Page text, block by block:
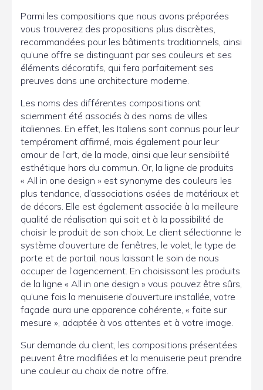
Parmi les compositions que nous avons préparées
vous trouverez des propositions plus discrètes,
recommandées pour les bâtiments traditionnels, ainsi
qu’une offre se distinguant par ses couleurs et ses
éléments décoratifs, qui fera parfaitement ses
preuves dans une architecture moderne.
Les noms des différentes compositions ont
sciemment été associés à des noms de villes
italiennes. En effet, les Italiens sont connus pour leur
tempérament affirmé, mais également pour leur
amour de l’art, de la mode, ainsi que leur sensibilité
esthétique hors du commun. Or, la ligne de produits
« All in one design » est synonyme des couleurs les
plus tendance, d’associations osées de matériaux et
de décors. Elle est également associée à la meilleure
qualité de réalisation qui soit et à la possibilité de
choisir le produit de son choix. Le client sélectionne le
système d’ouverture de fenêtres, le volet, le type de
porte et de portail, nous laissant le soin de nous
occuper de l’agencement. En choisissant les produits
de la ligne « All in one design » vous pouvez être sûrs,
qu’une fois la menuiserie d’ouverture installée, votre
façade aura une apparence cohérente, « faite sur
mesure », adaptée à vos attentes et à votre image.
Sur demande du client, les compositions présentées
peuvent être modifiées et la menuiserie peut prendre
une couleur au choix de notre offre.